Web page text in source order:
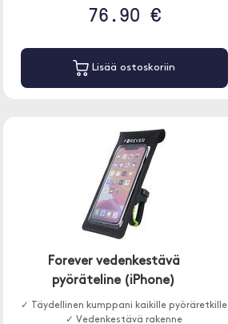
76.90 €
Lisää ostoskoriin
Forever vedenkestävä
pyöräteline (iPhone)
✓ Täydellinen kumppani kaikille pyöräretkille
✓ Vedenkestävä rakenne